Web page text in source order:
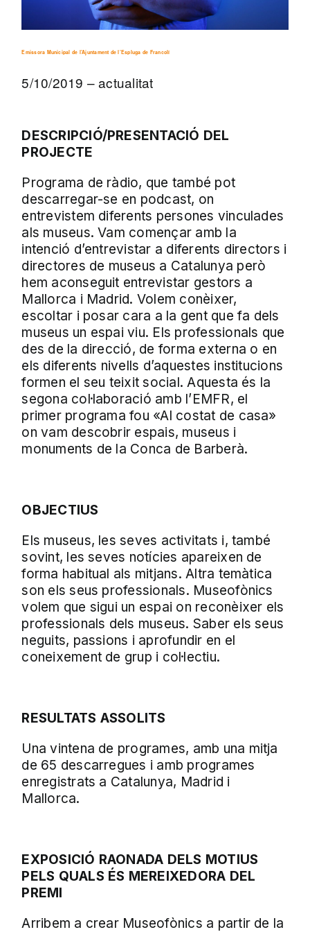
Emissora Municipal de l’Ajuntament de l’Espluga de Francolí
5/10/2019 – actualitat
DESCRIPCIÓ/PRESENTACIÓ DEL
PROJECTE
Programa de ràdio, que també pot
descarregar-se en podcast, on
entrevistem diferents persones vinculades
als museus. Vam començar amb la
intenció d’entrevistar a diferents directors i
directores de museus a Catalunya però
hem aconseguit entrevistar gestors a
Mallorca i Madrid. Volem conèixer,
escoltar i posar cara a la gent que fa dels
museus un espai viu. Els professionals que
des de la direcció, de forma externa o en
els diferents nivells d’aquestes institucions
formen el seu teixit social. Aquesta és la
segona col·laboració amb l’EMFR, el
primer programa fou «Al costat de casa»
on vam descobrir espais, museus i
monuments de la Conca de Barberà.
OBJECTIUS
Els museus, les seves activitats i, també
sovint, les seves notícies apareixen de
forma habitual als mitjans. Altra temàtica
son els seus professionals. Museofònics
volem que sigui un espai on reconèixer els
professionals dels museus. Saber els seus
neguits, passions i aprofundir en el
coneixement de grup i col·lectiu.
RESULTATS ASSOLITS
Una vintena de programes, amb una mitja
de 65 descarregues i amb programes
enregistrats a Catalunya, Madrid i
Mallorca.
EXPOSICIÓ RAONADA DELS MOTIUS
PELS QUALS ÉS MEREIXEDORA DEL
PREMI
Arribem a crear Museofònics a partir de la